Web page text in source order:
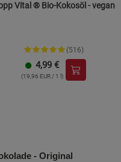
Kopp Vital ® Bio-Kokosöl - vegan
(516)
4,99 €
(19,96 EUR / 1 l)
- Original